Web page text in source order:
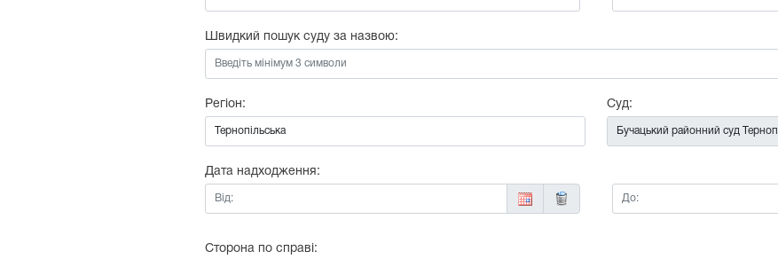
Швидкий пошук суду за назвою:
Регіон: Суд:
Дата надходження:
Від:
До:
Сторона по справі: